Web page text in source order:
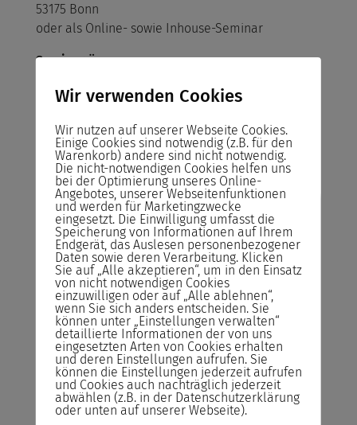
53175 Bonn
oder als Online- sowie Inhouse-Seminar
Seminarräume
hell ausgestattet mit einer
Risikofreies Buchen
unserer Seminare
Abrechnung
Sie zahlen das Seminar erst nach der
Durchführung und nicht im Voraus!
Rücktrittsrecht
Sie können kostenlos bis zum Vortrag des
Seminars von der Buchung zurücktreten.
Reservieren statt Buchen!
Wir verwenden Cookies
Wir nutzen auf unserer Webseite Cookies.
Einige Cookies sind notwendig (z.B. für den
Warenkorb) andere sind nicht notwendig.
Die nicht-notwendigen Cookies helfen uns
bei der Optimierung unseres Online-
Angebotes, unserer Webseitenfunktionen
und werden für Marketingzwecke
eingesetzt. Die Einwilligung umfasst die
Speicherung von Informationen auf Ihrem
Endgerät, das Auslesen personenbezogener
Daten sowie deren Verarbeitung. Klicken
Sie auf „Alle akzeptieren“, um in den Einsatz
von nicht notwendigen Cookies
einzuwilligen oder auf „Alle ablehnen“,
wenn Sie sich anders entscheiden. Sie
können unter „Einstellungen verwalten“
detaillierte Informationen der von uns
eingesetzten Arten von Cookies erhalten
und deren Einstellungen aufrufen. Sie
können die Einstellungen jederzeit aufrufen
und Cookies auch nachträglich jederzeit
abwählen (z.B. in der Datenschutzerklärung
oder unten auf unserer Webseite).